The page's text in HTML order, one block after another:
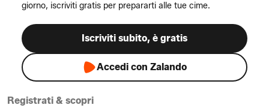
giorno, iscriviti gratis per prepararti alle tue cime.
Iscriviti subito, è gratis
Accedi con Zalando
Registrati & scopri